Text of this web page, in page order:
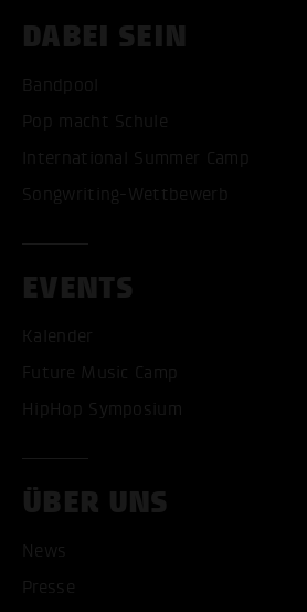
DABEI SEIN
Bandpool
Pop macht Schule
International Summer Camp
Songwriting-Wettbewerb
EVENTS
Kalender
Future Music Camp
HipHop Symposium
ÜBER UNS
News
Presse